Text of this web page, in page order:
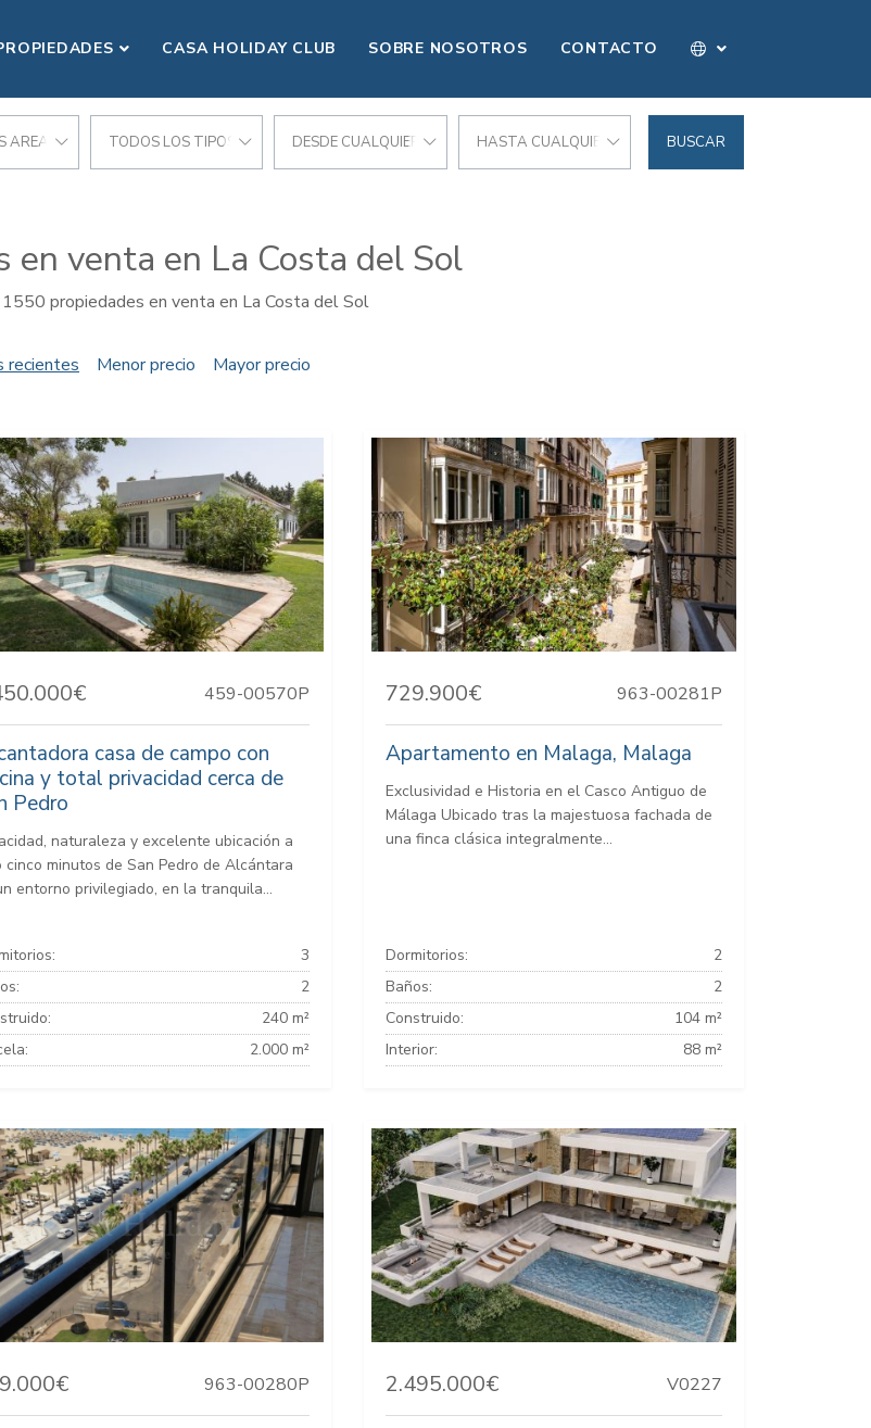
CASA HOLIDAY CLUB SOBRE NOSOTROS CONTACTO
AREAS TODOS LOS TIPOS DESDE CUALQUIER PRECIO HASTA CUALQUIER PRECIO BUSCAR
en venta en La Costa del Sol
propiedades en venta en La Costa del Sol
recientes Menor precio Mayor precio
459-00570P
casa de campo con
y total privacidad cerca de
Pedro
naturaleza y excelente ubicación a
cinco minutos de San Pedro de Alcántara
entorno privilegiado, en la tranquila...
3
2
240 m²
2.000 m²
729.900€ 963-00281P
Apartamento en Malaga, Malaga
Exclusividad e Historia en el Casco Antiguo de
Málaga Ubicado tras la majestuosa fachada de
una finca clásica integralmente...
Dormitorios:
2
Baños:
2
Construido:
104 m²
Interior:
88 m²
963-00280P 2.495.000€ V0227